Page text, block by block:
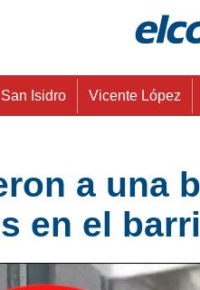
San Isidro Vicente López
a una
en el